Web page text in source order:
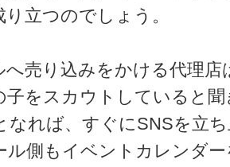
立つのでしょう。
売り込みをかける代理店
子をスカウトしていると
なれば、すぐにSNSを立
ル側もイベントカレンダ